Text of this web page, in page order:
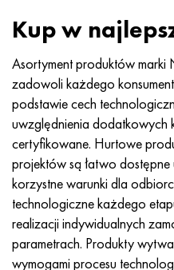
Kup w
Asortyment produktów marki
zadowoli każdego
podstawie cech
uwzględnienia dodatkowych
certyfikowane. Hurtowe
projektów są łatwo
korzystne warunki dla
technologiczne każdego
realizacji indywidualnych
parametrach. Produkty
wymogami procesu